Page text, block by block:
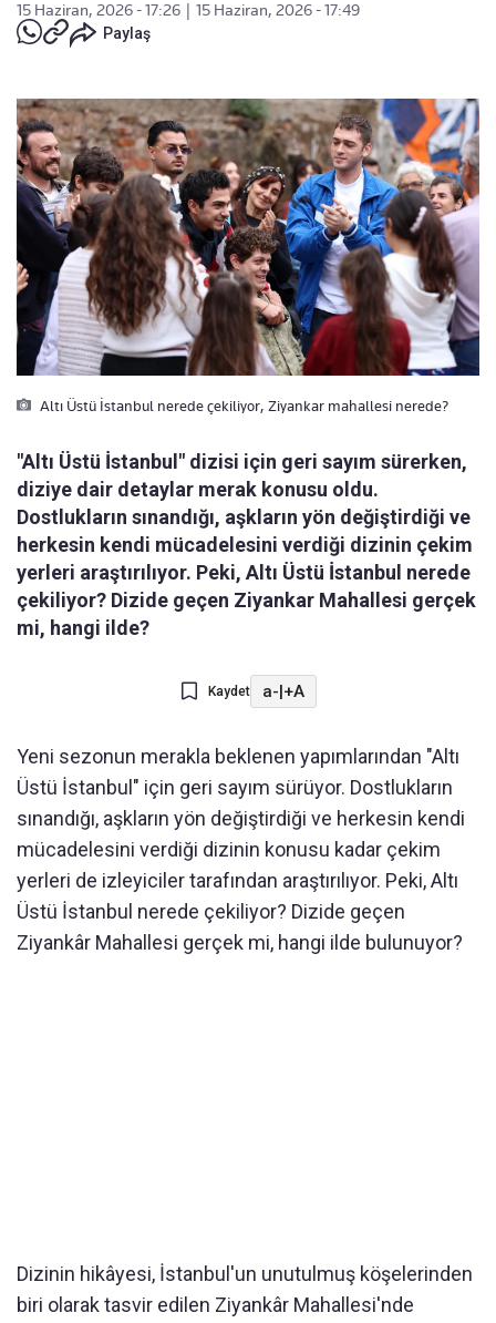
15 Haziran, 2026 - 17:26
15 Haziran, 2026 - 17:49
Paylaş
Altı Üstü İstanbul nerede çekiliyor, Ziyankar mahallesi nerede?
"Altı Üstü İstanbul" dizisi için geri sayım sürerken,
diziye dair detaylar merak konusu oldu.
Dostlukların sınandığı, aşkların yön değiştirdiği ve
herkesin kendi mücadelesini verdiği dizinin çekim
yerleri araştırılıyor. Peki, Altı Üstü İstanbul nerede
çekiliyor? Dizide geçen Ziyankar Mahallesi gerçek
mi, hangi ilde?
Kaydet a-|+A
Yeni sezonun merakla beklenen yapımlarından "Altı
Üstü İstanbul" için geri sayım sürüyor. Dostlukların
sınandığı, aşkların yön değiştirdiği ve herkesin kendi
mücadelesini verdiği dizinin konusu kadar çekim
yerleri de izleyiciler tarafından araştırılıyor. Peki, Altı
Üstü İstanbul nerede çekiliyor? Dizide geçen
Ziyankâr Mahallesi gerçek mi, hangi ilde bulunuyor?
Dizinin hikâyesi, İstanbul'un unutulmuş köşelerinden
biri olarak tasvir edilen Ziyankâr Mahallesi'nde